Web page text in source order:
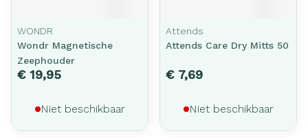
WONDR
Wondr Magnetische
Zeephouder
€ 19,95
Niet beschikbaar
Attends
Attends Care Dry Mitts 50
€ 7,69
Niet beschikbaar